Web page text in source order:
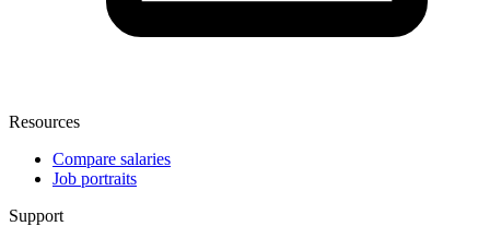
Resources
Compare salaries
Job portraits
Support